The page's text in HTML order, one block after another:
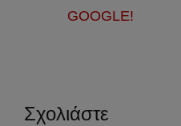
GOOGLE!
Σχολιάστε